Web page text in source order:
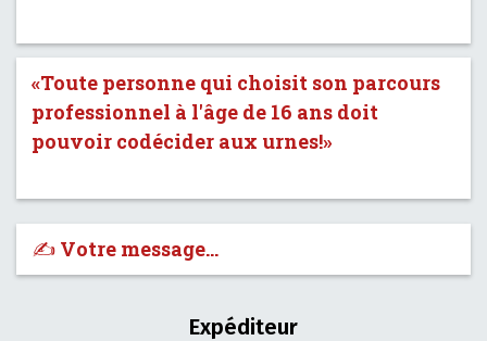
«Toute personne qui choisit son parcours
professionnel à l'âge de 16 ans doit
pouvoir codécider aux urnes!»
✍️ Votre message…
Expéditeur